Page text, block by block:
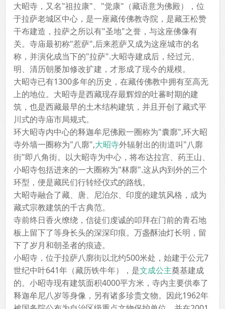
大昭寺，又名"祖拉康"、"觉康"（藏语意为佛殿），位
于拉萨老城区中心，是一座藏传佛教寺院，是藏王松赞
干布建造，拉萨之所以有"圣地"之誉，与这座佛像有
关。寺庙最初称"惹萨",后来惹萨又成为这座城市的名
称，并演化成当下的"拉萨".大昭寺建成后，经过元、
明、清历朝屡加修改扩建，才形成了现今的规模。
大昭寺已有1300多年的历史，在藏传佛教中拥有至高无
上的地位。大昭寺是西藏现存最辉煌的吐蕃时期的建
筑，也是西藏最早的土木结构建筑，并且开创了藏式平
川式的寺庙市局规式。
环大昭寺内中心的释迦牟尼佛殿一圈称为"囊廓",环大昭
寺外墙一圈称为"八廓",大昭寺外辐射出的街道叫"八廓
街"即八角街。以大昭寺为中心，将布达拉宫、药王山、
小昭寺包括进来的一大圈称为"林廓".这从内到外的三个
环型，便是藏民们行转经仪式的路线。
大昭寺融合了藏、唐、尼泊尔、印度的建筑风格，成为
藏式宗教建筑的千古典范。
寺前终日香火缭绕，信徒们虔诚的叩拜在门前的青石地
板上留下了等身长头的深深印痕。万盏酥油灯长明，留
下了岁月和朝圣者的痕迹。
小昭寺，位于拉萨八廓街以北约500米处，始建于公元7
世纪中叶641年（藏历铁牛年），是文成公主奠基建成
的。小昭寺现有建筑面积4000平方米，寺内主要供奉了
释迦牟尼八岁等身像，另有诸多珍贵文物。因此1962年